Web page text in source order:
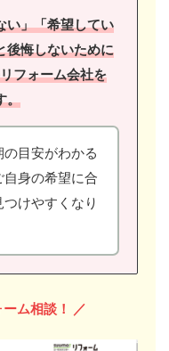
い」「希望してい
後悔しないために
フォーム会社を
。
目安がわかる
身の希望に合
けやすくなり
ム相談！ ／